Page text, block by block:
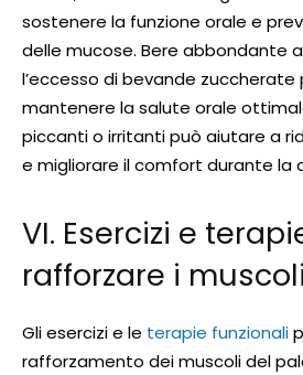
sostenere la funzione orale e
delle mucose. Bere abbondante
l’eccesso di bevande
mantenere la salute orale
piccanti o irritanti può aiutare a
e migliorare il comfort durante la
VI. Esercizi e
rafforzare i
Gli esercizi e le terapie funzionali
rafforzamento dei muscoli del